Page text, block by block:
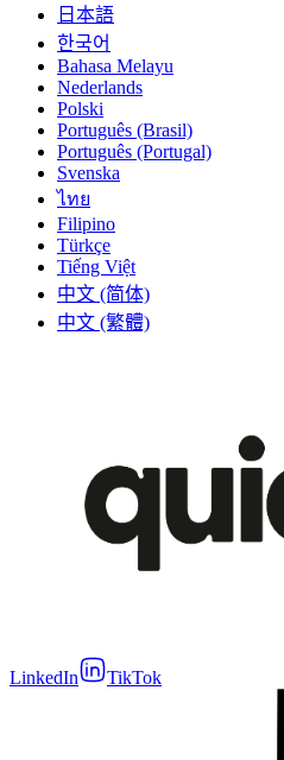
日本語
한국어
Bahasa Melayu
Nederlands
Polski
Português (Brasil)
Português (Portugal)
Svenska
ไทย
Filipino
Türkçe
Tiếng Việt
中文 (简体)
中文 (繁體)
LinkedIn TikTok